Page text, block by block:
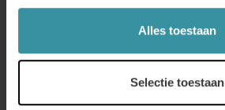
Alles toestaan
Selectie toestaan
Contact voor een persoonlijke toelichting